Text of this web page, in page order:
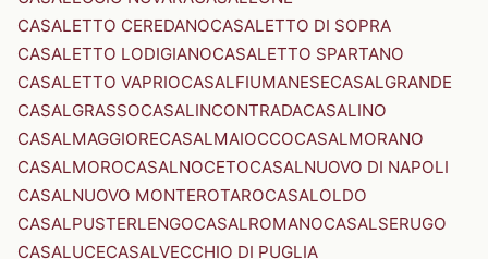
CASALETTO CEREDANOCASALETTO DI SOPRA
CASALETTO LODIGIANOCASALETTO SPARTANO
CASALETTO VAPRIOCASALFIUMANESECASALGRANDE
CASALGRASSOCASALINCONTRADACASALINO
CASALMAGGIORECASALMAIOCCOCASALMORANO
CASALMOROCASALNOCETOCASALNUOVO DI NAPOLI
CASALNUOVO MONTEROTAROCASALOLDO
CASALPUSTERLENGOCASALROMANOCASALSERUGO
CASALUCECASALVECCHIO DI PUGLIA